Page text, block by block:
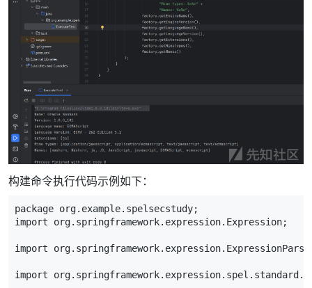
构建命令执行代码示例如下：
package org. example. spelsecstudy;
import
org. springframework. expression. Expression;
import org. springframework. expression.
import org. springframework. expression. spel . standard .